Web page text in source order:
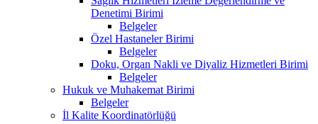
Denetimi Birimi
Belgeler
Özel Hastaneler Birimi
Belgeler
Doku, Organ Nakli ve Diyaliz Hizmetleri Birimi
Belgeler
Hukuk ve Muhakemat Birimi
Belgeler
İl Kalite Koordinatörlüğü